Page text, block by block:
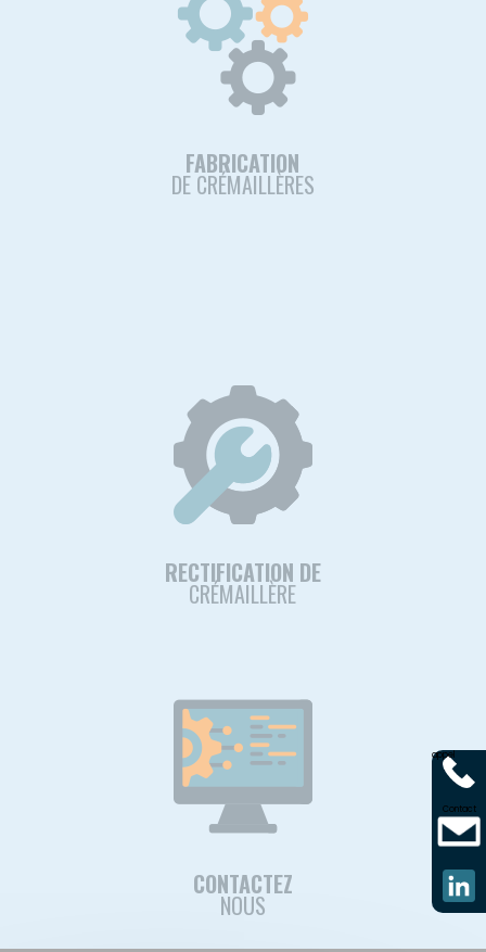
FABRICATION
DE CRÉMAILLÈRES
RECTIFICATION DE
CRÉMAILLÈRE
CONTACTEZ
NOUS
appel
Contact